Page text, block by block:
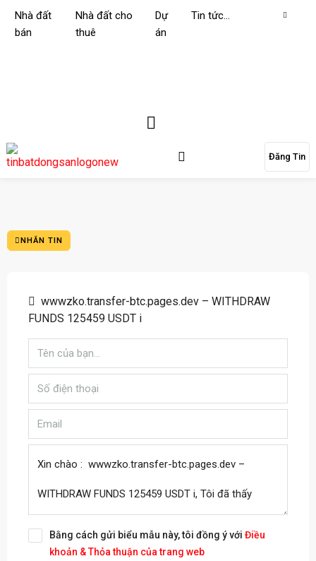
Nhà đất
bán
Nhà đất cho
thuê
Dự
án
Tin tức…
Đăng Tin
NHẮN TIN
wwwzko.transfer-btc.pages.dev – WITHDRAW
FUNDS 125459 USDT i
Bằng cách gửi biểu mẫu này, tôi đồng ý với Điều
khoản & Thỏa thuận của trang web